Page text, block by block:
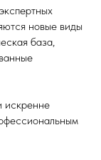
новые виды
база,